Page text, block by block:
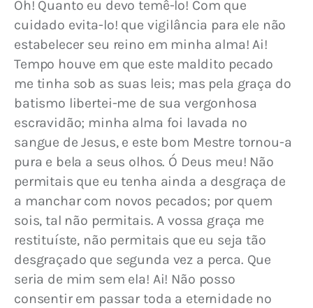
Oh! Quanto eu devo temê-lo! Com que
cuidado evita-lo! que vigilância para ele não
estabelecer seu reino em minha alma! Ai!
Tempo houve em que este maldito pecado
me tinha sob as suas leis; mas pela graça do
batismo libertei-me de sua vergonhosa
escravidão; minha alma foi lavada no
sangue de Jesus, e este bom Mestre tornou-a
pura e bela a seus olhos. Ó Deus meu! Não
permitais que eu tenha ainda a desgraça de
a manchar com novos pecados; por quem
sois, tal não permitais. A vossa graça me
restituíste, não permitais que eu seja tão
desgraçado que segunda vez a perca. Que
seria de mim sem ela! Ai! Não posso
consentir em passar toda a eternidade no